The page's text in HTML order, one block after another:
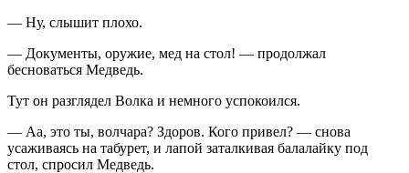
— Ну, слышит плохо.
— Документы, оружие, мед на стол! — продолжал
бесноваться Медведь.
Тут он разглядел Волка и немного успокоился.
— Аа, это ты, волчара? Здоров. Кого привел? — снова
усаживаясь на табурет, и лапой заталкивая балалайку под
стол, спросил Медведь.